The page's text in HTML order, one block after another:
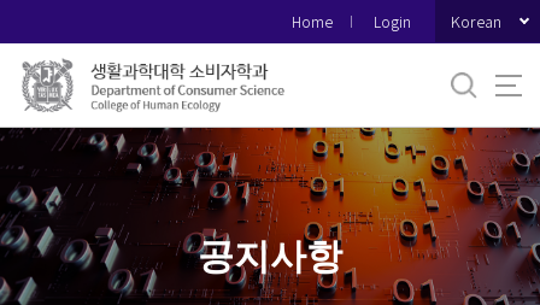
로
메
뉴
Home Login Korean
공지사항